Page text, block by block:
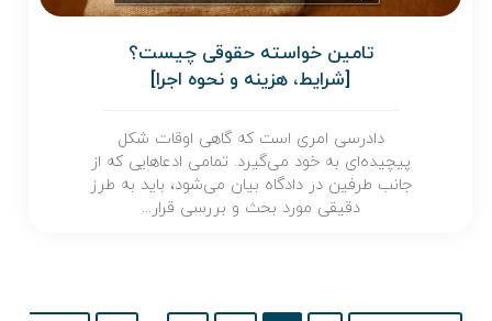
تامین خواسته حقوقی چیست؟
[شرایط، هزینه و نحوه اجرا]
دادرسی امری است که گاهی اوقات شکل
پیچیده‌ای به خود می‌گیرد. تمامی ادعاهایی که از
جانب طرفین در دادگاه بیان می‌شود، باید به طرز
دقیقی مورد بحث و بررسی قرار...